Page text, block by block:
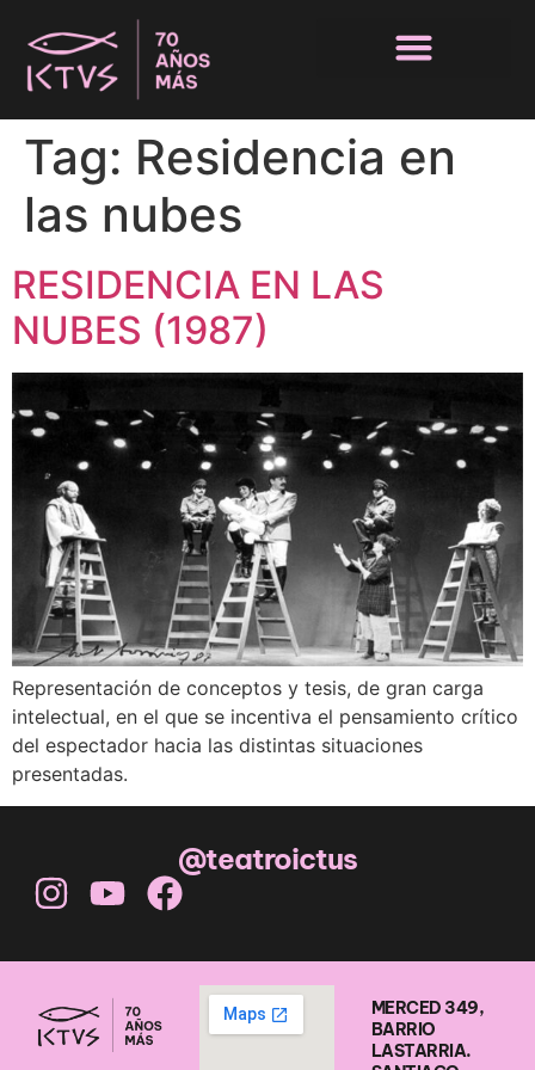
Tag: Residencia en
las nubes
RESIDENCIA EN LAS
NUBES (1987)
Representación de conceptos y tesis, de gran carga
intelectual, en el que se incentiva el pensamiento crítico
del espectador hacia las distintas situaciones
presentadas.
@teatroictus
MERCED 349,
BARRIO
LASTARRIA.